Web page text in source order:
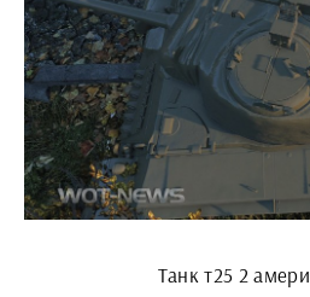
Танк т25 2